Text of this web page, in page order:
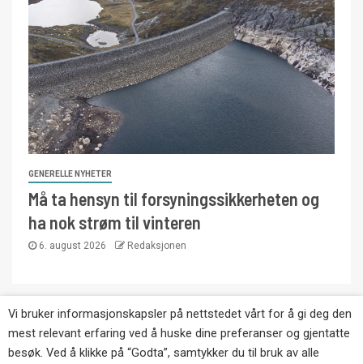
GENERELLE NYHETER
Må ta hensyn til forsyningssikkerheten og
ha nok strøm til vinteren
6. august 2026 Redaksjonen
Copyright © Eikernytt.no utgis av Roy’s
Pressetjeneste. Kopiering av tekst, bilder og
Vi bruker informasjonskapsler på nettstedet vårt for å gi deg den
mest relevant erfaring ved å huske dine preferanser og gjentatte
besøk. Ved å klikke på “Godta”, samtykker du til bruk av alle